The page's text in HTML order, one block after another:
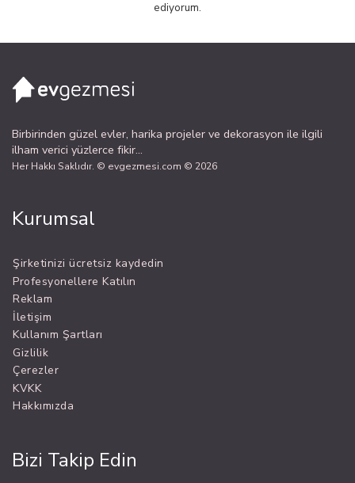
ediyorum.
Birbirinden güzel evler, harika projeler ve dekorasyon ile ilgili
ilham verici yüzlerce fikir...
Her Hakkı Saklıdır. © evgezmesi.com © 2026
Kurumsal
Şirketinizi ücretsiz kaydedin
Profesyonellere Katılın
Reklam
İletişim
Kullanım Şartları
Gizlilik
Çerezler
KVKK
Hakkımızda
Bizi Takip Edin